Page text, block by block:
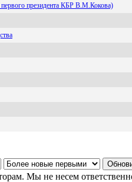
президента КБР В.М.Кокова)
Мы не несем